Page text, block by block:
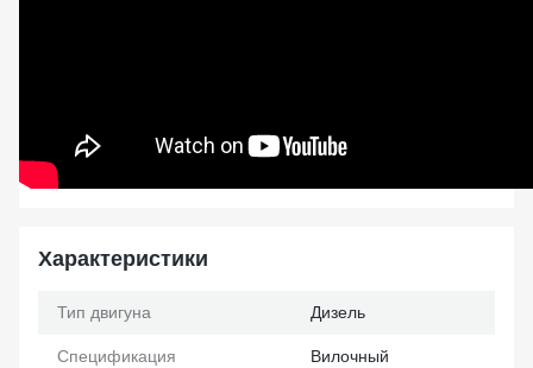
Характеристики
Тип двигуна Дизель
Спецификация Вилочный